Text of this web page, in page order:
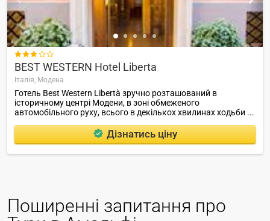

BEST WESTERN Hotel Liberta
Італія, Модена
Готель Best Western Libertà зручно розташований в
історичному центрі Модени, в зоні обмеженого
автомобільного руху, всього в декількох хвилинах ходьби ...
Дізнатись ціну
Поширенні запитання про